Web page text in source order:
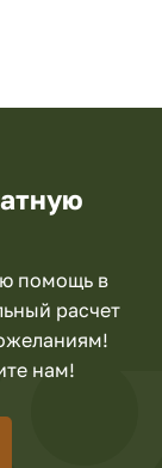
помощь в
расчет
нам!